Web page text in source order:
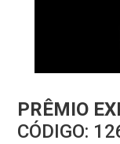
PRÊMIO
CÓDIGO: